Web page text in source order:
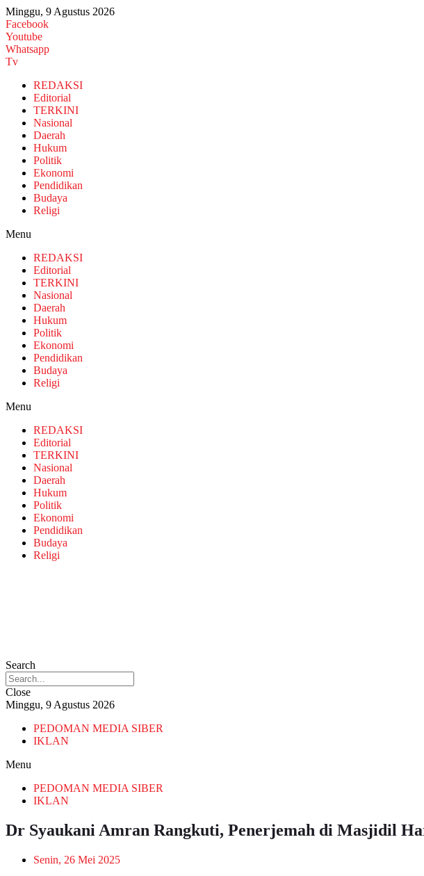
Minggu, 9 Agustus 2026
Facebook
Youtube
Whatsapp
Tv
REDAKSI
Editorial
TERKINI
Nasional
Daerah
Hukum
Politik
Ekonomi
Pendidikan
Budaya
Religi
Menu
REDAKSI
Editorial
TERKINI
Nasional
Daerah
Hukum
Politik
Ekonomi
Pendidikan
Budaya
Religi
Menu
REDAKSI
Editorial
TERKINI
Nasional
Daerah
Hukum
Politik
Ekonomi
Pendidikan
Budaya
Religi
Search
Close
Minggu, 9 Agustus 2026
PEDOMAN MEDIA SIBER
IKLAN
Menu
PEDOMAN MEDIA SIBER
IKLAN
Dr Syaukani Amran Rangkuti, Penerjemah di Masjidil
Senin, 26 Mei 2025